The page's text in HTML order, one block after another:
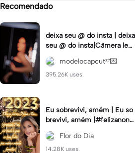
Recomendado
deixa seu @ do insta | deixa
seu @ do insta|Câmera lent
a #fyp #viral #trend #fyp
ツ⁠
modelocapcutᶻ⁷💌
395.26K uses.
Eu sobrevivi, amém | Eu so
brevivi, amém |#felizanono
#feliz2023
Flor do Dia
14.28K uses.